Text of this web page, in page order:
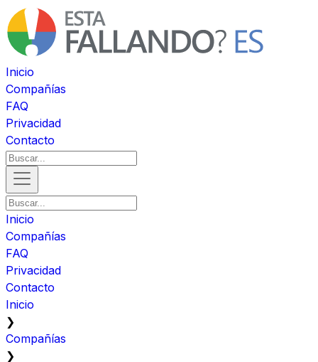
Inicio
Compañías
FAQ
Privacidad
Contacto
Inicio
Compañías
FAQ
Privacidad
Contacto
Inicio
❯
Compañías
❯